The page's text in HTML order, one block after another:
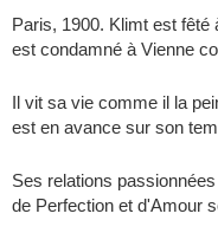
Paris, 1900. Klimt est fêté
est condamné à Vienne
Il vit sa vie comme il la
est en avance sur son
Ses relations
de Perfection et d'Amour